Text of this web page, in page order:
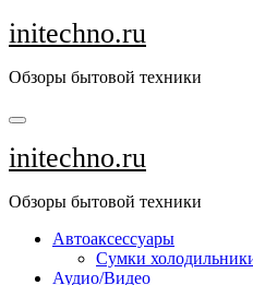
Перейти
к
initechno.ru
Обзоры бытовой техники
initechno.ru
Обзоры бытовой техники
Автоаксессуары
Сумки
Аудио/Видео